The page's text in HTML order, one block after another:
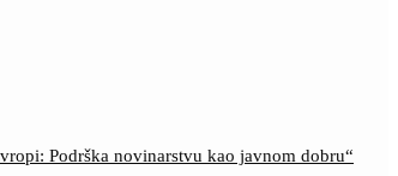
Podrška novinarstvu kao javnom dobru“